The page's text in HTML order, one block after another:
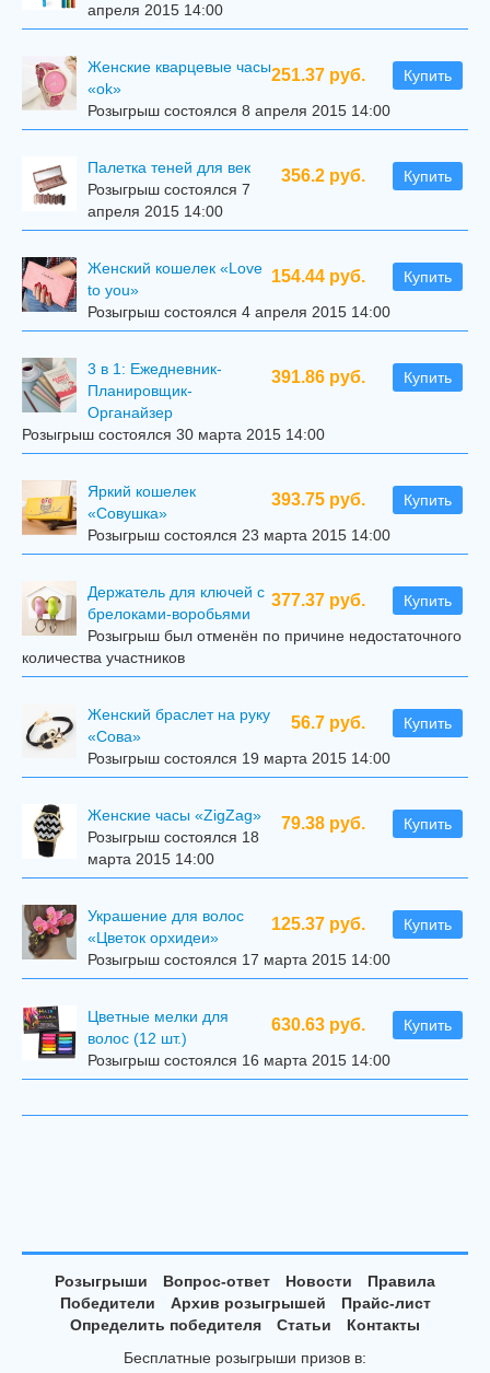
апреля 2015 14:00
251.37 руб. Купить
Женские кварцевые часы
«ok»
Розыгрыш состоялся 8 апреля 2015 14:00
356.2 руб. Купить
Палетка теней для век
Розыгрыш состоялся 7
апреля 2015 14:00
154.44 руб. Купить
Женский кошелек «Love
to you»
Розыгрыш состоялся 4 апреля 2015 14:00
391.86 руб. Купить
3 в 1: Ежедневник-
Планировщик-
Органайзер
Розыгрыш состоялся 30 марта 2015 14:00
393.75 руб. Купить
Яркий кошелек
«Совушка»
Розыгрыш состоялся 23 марта 2015 14:00
377.37 руб. Купить
Держатель для ключей с
брелоками-воробьями
Розыгрыш был отменён по причине недостаточного
количества участников
56.7 руб. Купить
Женский браслет на руку
«Сова»
Розыгрыш состоялся 19 марта 2015 14:00
79.38 руб. Купить
Женские часы «ZigZag»
Розыгрыш состоялся 18
марта 2015 14:00
125.37 руб. Купить
Украшение для волос
«Цветок орхидеи»
Розыгрыш состоялся 17 марта 2015 14:00
630.63 руб. Купить
Цветные мелки для
волос (12 шт.)
Розыгрыш состоялся 16 марта 2015 14:00
Розыгрыши Вопрос-ответ Новости
Правила
Победители
Архив розыгрышей
Прайс-лист
Определить победителя
Статьи
Контакты
Бесплатные розыгрыши призов в: